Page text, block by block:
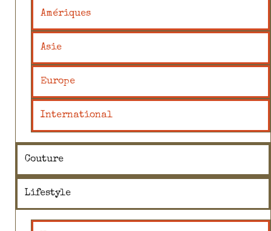
Amériques
Asie
Europe
International
Couture
Lifestyle